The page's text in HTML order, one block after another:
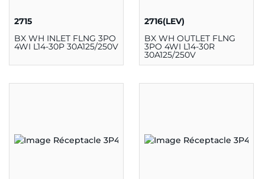
2715
BX WH INLET FLNG 3PO
4WI L14-30P 30A125/250V
2716(LEV)
BX WH OUTLET FLNG
3PO 4WI L14-30R
30A125/250V